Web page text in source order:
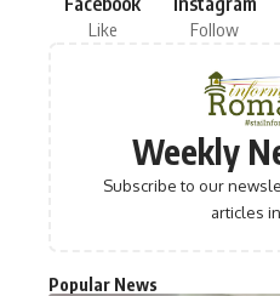
Like Follow
Weekly
Subscribe to our
articles
Popular News